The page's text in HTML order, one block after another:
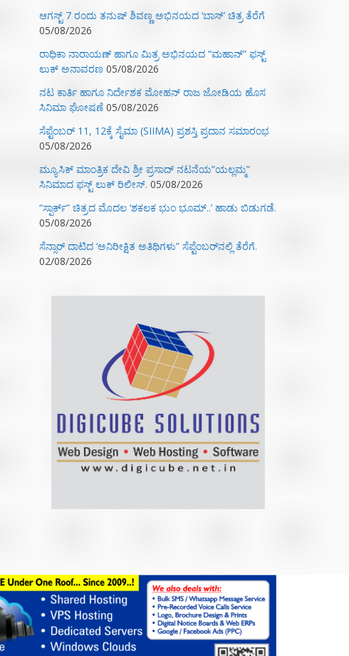
ಆಗಸ್ಟ್ 7 ರಂದು ತನುಷ್ ಶಿವಣ್ಣ ಅಭಿನಯದ ‘ಬಾಸ್’ ಚಿತ್ರ ತೆರೆಗೆ
05/08/2026
ರಾಧಿಕಾ ನಾರಾಯಣ್ ಹಾಗೂ ಮಿತ್ರ ಅಭಿನಯದ “ಮಹಾನ್” ಫಸ್ಟ್
ಲುಕ್ ಅನಾವರಣ 05/08/2026
ನಟ ಕಾರ್ತಿ ಹಾಗೂ ನಿರ್ದೇಶಕ ಮೋಹನ್ ರಾಜ ಜೋಡಿಯ ಹೊಸ
ಸಿನಿಮಾ ಘೋಷಣೆ 05/08/2026
ಸೆಪ್ಟೆಂಬರ್ 11, 12ಕ್ಕೆ ಸೈಮಾ (SIIMA) ಪ್ರಶಸ್ತಿ ಪ್ರದಾನ ಸಮಾರಂಭ
05/08/2026
ಮ್ಯೂಸಿಕ್‌ ಮಾಂತ್ರಿಕ ದೇವಿ ಶ್ರೀ ಪ್ರಸಾದ್ ನಟನೆಯ”ಯಲ್ಲಮ್ಮ”
ಸಿನಿಮಾದ ಫಸ್ಟ್‌ ಲುಕ್‌ ರಿಲೀಸ್. 05/08/2026
“ಸ್ಪಾರ್ಕ್” ಚಿತ್ರದ ಮೊದಲ‌ ‘ಶಕಲಕ ಭುಂ‌ ಭೂಮ್..’ ಹಾಡು ಬಿಡುಗಡೆ.
05/08/2026
ಸೆನ್ಸಾರ್ ದಾಟಿದ ‘ಅನಿರೀಕ್ಷಿತ ಅತಿಥಿಗಳು” ಸೆಪ್ಟೆಂಬರ್‌ನಲ್ಲಿ ತೆರೆಗೆ.
02/08/2026